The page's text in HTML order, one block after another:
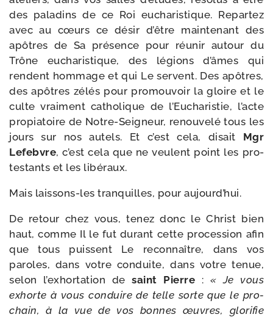
des pala­dins de ce Roi eucha­ris­tique. Repartez
avec au cœurs ce désir d’être main­te­nant des
apôtres de Sa pré­sence pour réunir autour du
Trône eucha­ris­tique, des légions d’âmes qui
rendent hom­mage et qui Le servent. Des apôtres,
des apôtres zélés pour pro­mou­voir la gloire et le
culte vrai­ment catho­lique de l’Eucharistie, l’acte
pro­pia­toire de Notre-​Seigneur, renou­ve­lé tous les
jours sur nos autels. Et c’est cela, disait Mgr
Lefebvre, c’est cela que ne veulent point les pro­
tes­tants et les libéraux.
Mais laissons-​les tran­quilles, pour aujourd’hui.
De retour chez vous, tenez donc le Christ bien
haut, comme Il le fut durant cette pro­ces­sion afin
que tous puissent Le recon­naître, dans vos
paroles, dans votre conduite, dans votre tenue,
selon l’ex­hor­ta­tion de saint Pierre : « Je vous
exhorte à vous conduire de telle sorte que le pro­
chain, à la vue de vos bonnes œuvres, glo­ri­fie